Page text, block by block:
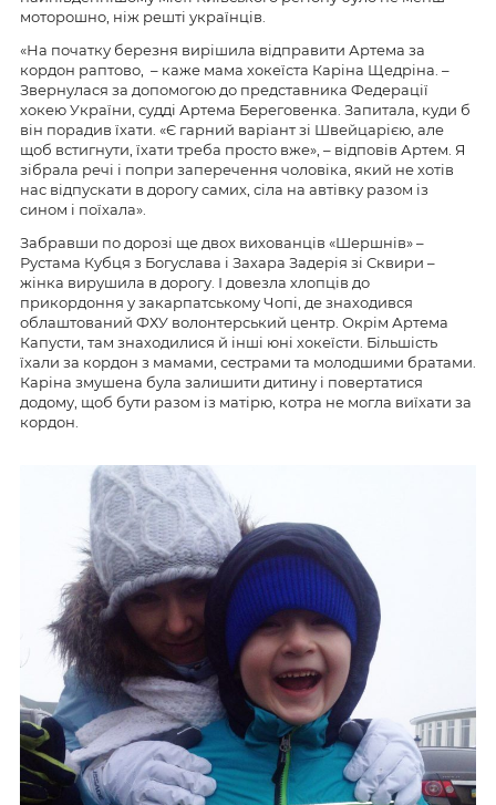
моторошно, ніж решті українців.
«На початку березня вирішила відправити Артема за
кордон раптово, – каже мама хокеїста Каріна Щедріна. –
Звернулася за допомогою до представника Федерації
хокею України, судді Артема Береговенка. Запитала, куди б
він порадив їхати. «Є гарний варіант зі Швейцарією, але
щоб встигнути, їхати треба просто вже», – відповів Артем. Я
зібрала речі і попри заперечення чоловіка, який не хотів
нас відпускати в дорогу самих, сіла на автівку разом із
сином і поїхала».
Забравши по дорозі ще двох вихованців «Шершнів» –
Рустама Кубця з Богуслава і Захара Задерія зі Сквири –
жінка вирушила в дорогу. І довезла хлопців до
прикордоння у закарпатському Чопі, де знаходився
облаштований ФХУ волонтерський центр. Окрім Артема
Капусти, там знаходилися й інші юні хокеїсти. Більшість
їхали за кордон з мамами, сестрами та молодшими братами.
Каріна змушена була залишити дитину і повертатися
додому, щоб бути разом із матірю, котра не могла виїхати за
кордон.